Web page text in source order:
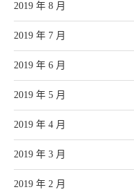
2019 年 8 月
2019 年 7 月
2019 年 6 月
2019 年 5 月
2019 年 4 月
2019 年 3 月
2019 年 2 月